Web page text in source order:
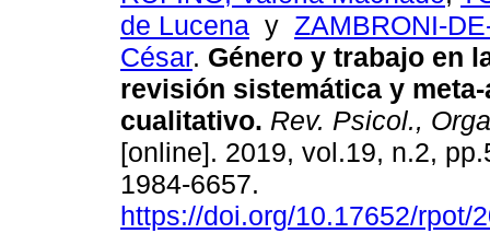
de Lucena y ZAMBRONI-
César. Género y trabajo en
revisión sistemática y
cualitativo. Rev. Psicol.,
[online]. 2019, vol.19, n.2,
1984-6657.
https://doi.org/10.17652/rpot/